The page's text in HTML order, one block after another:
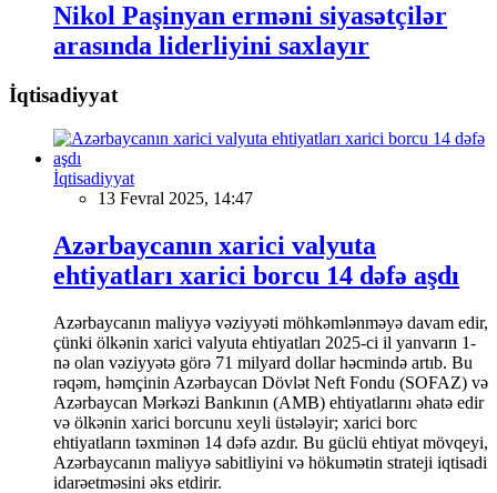
Nikol Paşinyan erməni siyasətçilər
arasında liderliyini saxlayır
İqtisadiyyat
İqtisadiyyat
13 Fevral 2025, 14:47
Azərbaycanın xarici valyuta
ehtiyatları xarici borcu 14 dəfə aşdı
Azərbaycanın maliyyə vəziyyəti möhkəmlənməyə davam edir,
çünki ölkənin xarici valyuta ehtiyatları 2025-ci il yanvarın 1-
nə olan vəziyyətə görə 71 milyard dollar həcmində artıb. Bu
rəqəm, həmçinin Azərbaycan Dövlət Neft Fondu (SOFAZ) və
Azərbaycan Mərkəzi Bankının (AMB) ehtiyatlarını əhatə edir
və ölkənin xarici borcunu xeyli üstələyir; xarici borc
ehtiyatların təxminən 14 dəfə azdır. Bu güclü ehtiyat mövqeyi,
Azərbaycanın maliyyə sabitliyini və hökumətin strateji iqtisadi
idarəetməsini əks etdirir.